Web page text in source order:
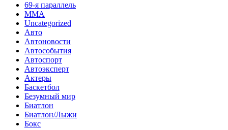
69-я параллель
MMA
Uncategorized
Авто
Автоновости
Автособытия
Автоспорт
Автоэксперт
Актеры
Баскетбол
Безумный мир
Биатлон
Биатлон/Лыжи
Бокс